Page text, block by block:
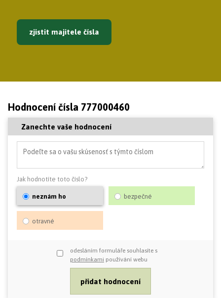
zjistit majitele čísla
Hodnocení čísla 777000460
Zanechte vaše hodnocení
Jak hodnotíte toto číslo?
neznám ho bezpečné
otravné
odesláním formuláře souhlasíte s
podmínkami používání webu